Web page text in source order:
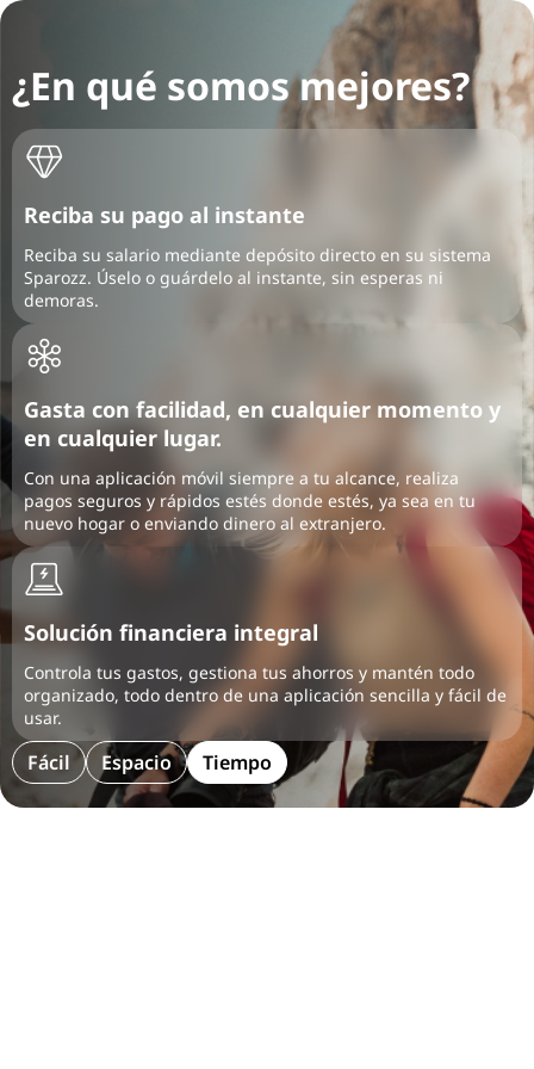
¿En qué somos mejores?
Reciba su pago al instante
Reciba su salario mediante depósito directo en su sistema
Sparozz. Úselo o guárdelo al instante, sin esperas ni
demoras.
Gasta con facilidad, en cualquier momento y
en cualquier lugar.
Con una aplicación móvil siempre a tu alcance, realiza
pagos seguros y rápidos estés donde estés, ya sea en tu
nuevo hogar o enviando dinero al extranjero.
Solución financiera integral
Controla tus gastos, gestiona tus ahorros y mantén todo
organizado, todo dentro de una aplicación sencilla y fácil de
usar.
Fácil Espacio Tiempo